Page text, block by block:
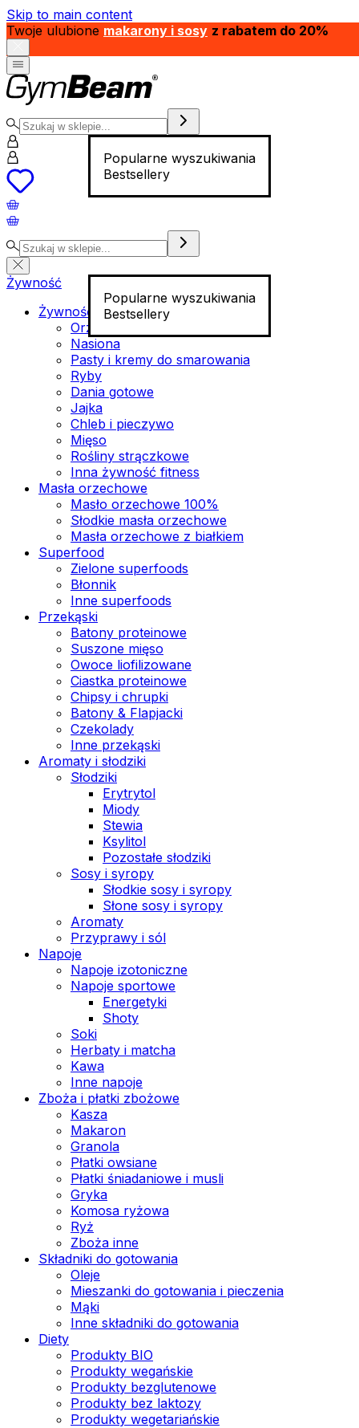
Skip to main content
Twoje ulubione makarony i sosy z rabatem do 20%
Popularne wyszukiwania
Bestsellery
Popularne wyszukiwania
Bestsellery
Żywność
Żywność funkcjonalna
Orzechy
Nasiona
Pasty i kremy do smarowania
Ryby
Dania gotowe
Jajka
Chleb i pieczywo
Mięso
Rośliny strączkowe
Inna żywność fitness
Masła orzechowe
Masło orzechowe 100%
Słodkie masła orzechowe
Masła orzechowe z białkiem
Superfood
Zielone superfoods
Błonnik
Inne superfoods
Przekąski
Batony proteinowe
Suszone mięso
Owoce liofilizowane
Ciastka proteinowe
Chipsy i chrupki
Batony & Flapjacki
Czekolady
Inne przekąski
Aromaty i słodziki
Słodziki
Erytrytol
Miody
Stewia
Ksylitol
Pozostałe słodziki
Sosy i syropy
Słodkie sosy i syropy
Słone sosy i syropy
Aromaty
Przyprawy i sól
Napoje
Napoje izotoniczne
Napoje sportowe
Energetyki
Shoty
Soki
Herbaty i matcha
Kawa
Inne napoje
Zboża i płatki zbożowe
Kasza
Makaron
Granola
Płatki owsiane
Płatki śniadaniowe i musli
Gryka
Komosa ryżowa
Ryż
Zboża inne
Składniki do gotowania
Oleje
Mieszanki do gotowania i pieczenia
Mąki
Inne składniki do gotowania
Diety
Produkty BIO
Produkty wegańskie
Produkty bezglutenowe
Produkty bez laktozy
Produkty wegetariańskie